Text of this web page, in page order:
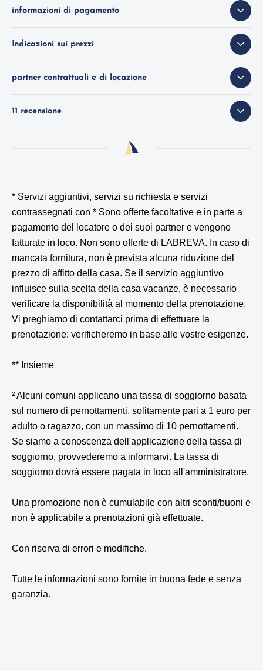
informazioni di pagamento
Indicazioni sui prezzi
partner contrattuali e di locazione
11 recensione
* Servizi aggiuntivi, servizi su richiesta e servizi
contrassegnati con * Sono offerte facoltative e in parte a
pagamento del locatore o dei suoi partner e vengono
fatturate in loco. Non sono offerte di LABREVA. In caso di
mancata fornitura, non è prevista alcuna riduzione del
prezzo di affitto della casa. Se il servizio aggiuntivo
influisce sulla scelta della casa vacanze, è necessario
verificare la disponibilità al momento della prenotazione.
Vi preghiamo di contattarci prima di effettuare la
prenotazione: verificheremo in base alle vostre esigenze.
** Insieme
² Alcuni comuni applicano una tassa di soggiorno basata
sul numero di pernottamenti, solitamente pari a 1 euro per
adulto o ragazzo, con un massimo di 10 pernottamenti.
Se siamo a conoscenza dell'applicazione della tassa di
soggiorno, provvederemo a informarvi. La tassa di
soggiorno dovrà essere pagata in loco all'amministratore.
Una promozione non è cumulabile con altri sconti/buoni e
non è applicabile a prenotazioni già effettuate.
Con riserva di errori e modifiche.
Tutte le informazioni sono fornite in buona fede e senza
garanzia.